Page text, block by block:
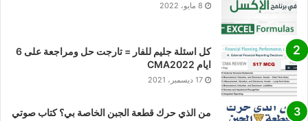
8 مايو، 2022
كل اسئلة جليم للفار = تارجت حل ومراجعة على 6
ايام CMA2022
17 ديسمبر، 2021
من الذي حرك قطعة الجبن الخاصة بي؟ كتاب صوتي